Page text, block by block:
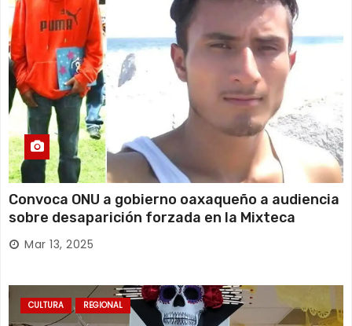
Convoca ONU a gobierno oaxaqueño a audiencia
sobre desaparición forzada en la Mixteca
Mar 13, 2025
CULTURA REGIONAL